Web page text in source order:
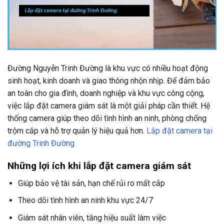
Đường Nguyễn Trinh Đường là khu vực có nhiều hoạt động
sinh hoạt, kinh doanh và giao thông nhộn nhịp. Để đảm bảo
an toàn cho gia đình, doanh nghiệp và khu vực công cộng,
việc lắp đặt camera giám sát là một giải pháp cần thiết. Hệ
thống camera giúp theo dõi tình hình an ninh, phòng chống
trộm cắp và hỗ trợ quản lý hiệu quả hơn. Lắp đặt camera tại
đường Trinh Đường
Những lợi ích khi lắp đặt camera giám sát
Giúp bảo vệ tài sản, hạn chế rủi ro mất cắp
Theo dõi tình hình an ninh khu vực 24/7
Giám sát nhân viên, tăng hiệu suất làm việc